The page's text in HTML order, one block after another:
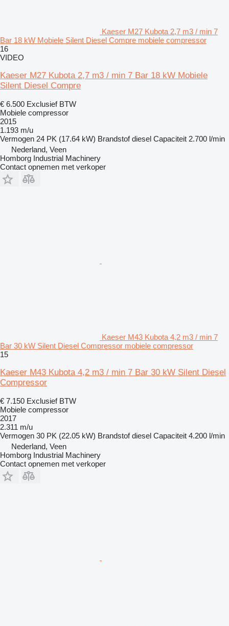
Kaeser M27 Kubota 2,7 m3 / min 7
Bar 18 kW Mobiele Silent Diesel Compre mobiele compressor
16
VIDEO
Kaeser M27 Kubota 2,7 m3 / min 7 Bar 18 kW Mobiele
Silent Diesel Compre
€ 6.500 Exclusief BTW
Mobiele compressor
2015
1.193 m/u
Vermogen 24 PK (17.64 kW) Brandstof diesel Capaciteit 2.700 l/min
Nederland, Veen
Homborg Industrial Machinery
Contact opnemen met verkoper
Kaeser M43 Kubota 4,2 m3 / min 7
Bar 30 kW Silent Diesel Compressor mobiele compressor
15
Kaeser M43 Kubota 4,2 m3 / min 7 Bar 30 kW Silent Diesel
Compressor
€ 7.150 Exclusief BTW
Mobiele compressor
2017
2.311 m/u
Vermogen 30 PK (22.05 kW) Brandstof diesel Capaciteit 4.200 l/min
Nederland, Veen
Homborg Industrial Machinery
Contact opnemen met verkoper